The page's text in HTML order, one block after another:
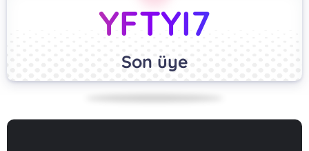
YFTYI7
Son üye